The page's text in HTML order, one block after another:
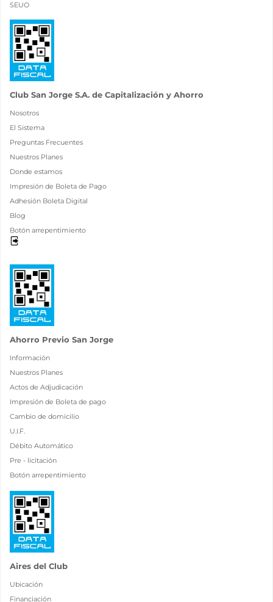
SEUO
Club San Jorge S.A. de Capitalización y Ahorro
Nosotros
El Sistema
Preguntas Frecuentes
Nuestros Planes
Donde estamos
Impresión de Boleta de Pago
Adhesión Boleta Digital
Blog
Botón arrepentimiento
Ahorro Previo San Jorge
Información
Nuestros Planes
Actos de Adjudicación
Impresión de Boleta de pago
Cambio de domicilio
U.I.F.
Débito Automático
Pre - licitación
Botón arrepentimiento
Aires del Club
Ubicación
Financiación